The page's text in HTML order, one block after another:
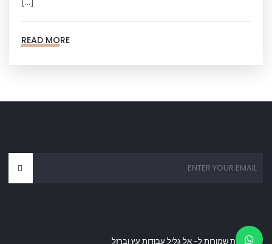
READ MORE
כל הזכויות שמורות ל- אל גליל עבודות עץ וברזל